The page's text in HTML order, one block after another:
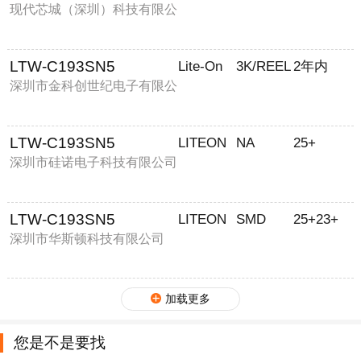
现代芯城（深圳）科技有限公
LTW-C193SN5
深圳市金科创世纪电子有限公
Lite-On 3K/REEL2年内
LTW-C193SN5
深圳市硅诺电子科技有限公司
LITEON NA 25+
LTW-C193SN5
深圳市华斯顿科技有限公司
LITEON SMD 25+23+
加载更多
您是不是要找